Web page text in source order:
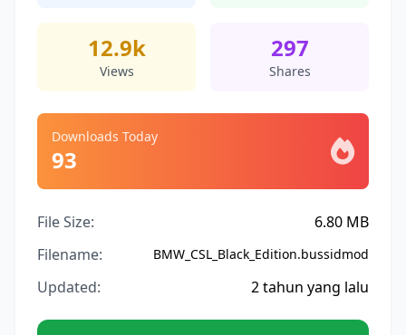
12.9k
Views
297
Shares
Downloads Today
93
File Size:
6.80 MB
Filename:
BMW_CSL_Black_Edition.bussidmod
Updated: 2 tahun yang lalu